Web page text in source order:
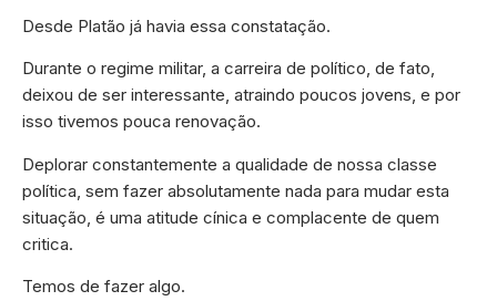
Desde Platão já havia essa constatação.
Durante o regime militar, a carreira de político, de fato,
deixou de ser interessante, atraindo poucos jovens, e por
isso tivemos pouca renovação.
Deplorar constantemente a qualidade de nossa classe
política, sem fazer absolutamente nada para mudar esta
situação, é uma atitude cínica e complacente de quem
critica.
Temos de fazer algo.